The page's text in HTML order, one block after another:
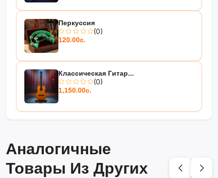
Перкуссия
(0)
120.00с.
Классическая Гитар...
(0)
1,150.00с.
Аналогичные
Товары Из Других